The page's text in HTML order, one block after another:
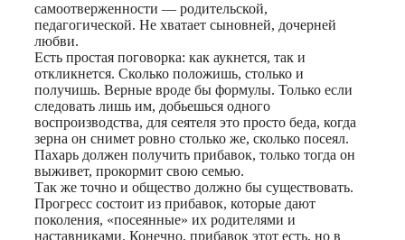
самоотверженности — родительской,
педагогической. Не хватает сыновней, дочерней
любви.
Есть простая поговорка: как аукнется, так и
откликнется. Сколько положишь, столько и
получишь. Верные вроде бы формулы. Только если
следовать лишь им, добьешься одного
воспроизводства, для сеятеля это просто беда, когда
зерна он снимет ровно столько же, сколько посеял.
Пахарь должен получить прибавок, только тогда он
выживет, прокормит свою семью.
Так же точно и общество должно бы существовать.
Прогресс состоит из прибавок, которые дают
поколения, «посеянные» их родителями и
наставниками. Конечно, прибавок этот есть, но в